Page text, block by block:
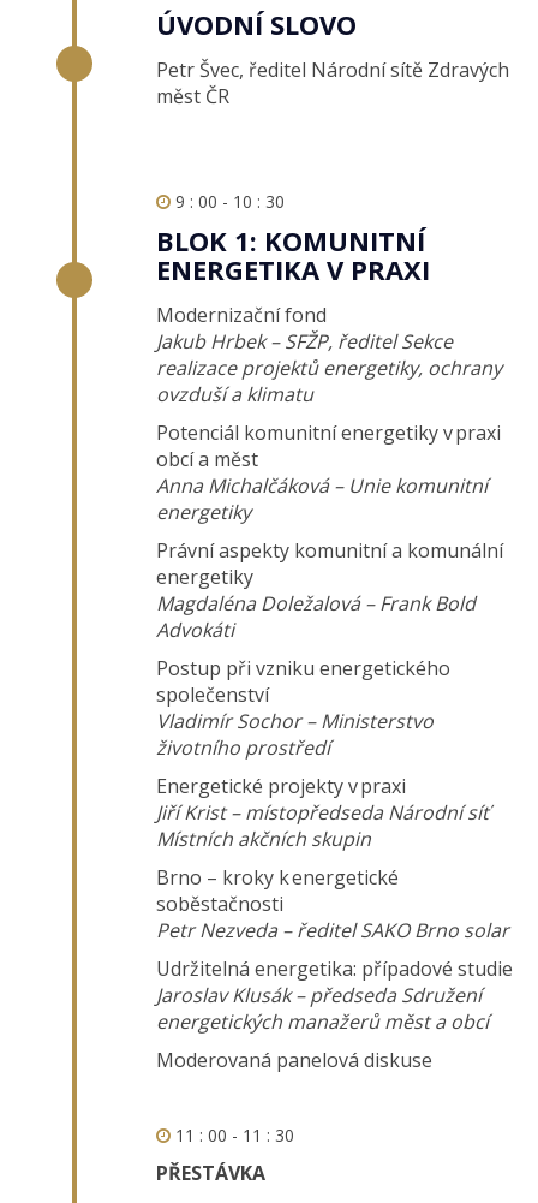
ÚVODNÍ SLOVO
Petr Švec, ředitel Národní sítě Zdravých
měst ČR
9 : 00 - 10 : 30
BLOK 1: KOMUNITNÍ
ENERGETIKA V PRAXI
Modernizační fond
Jakub Hrbek – SFŽP, ředitel Sekce
realizace projektů energetiky, ochrany
ovzduší a klimatu
Potenciál komunitní energetiky v praxi
obcí a měst
Anna Michalčáková – Unie komunitní
energetiky
Právní aspekty komunitní a komunální
energetiky
Magdaléna Doležalová – Frank Bold
Advokáti
Postup při vzniku energetického
společenství
Vladimír Sochor – Ministerstvo
životního prostředí
Energetické projekty v praxi
Jiří Krist – místopředseda Národní síť
Místních akčních skupin
Brno – kroky k energetické
soběstačnosti
Petr Nezveda – ředitel SAKO Brno solar
Udržitelná energetika: případové studie
Jaroslav Klusák – předseda Sdružení
energetických manažerů měst a obcí
Moderovaná panelová diskuse
11 : 00 - 11 : 30
PŘESTÁVKA